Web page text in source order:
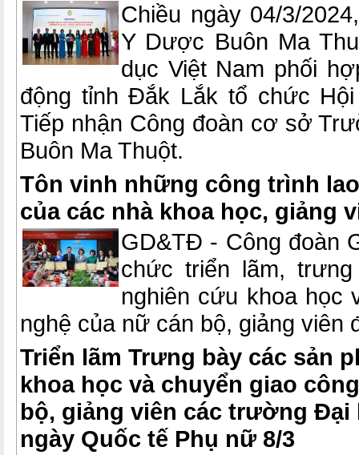
Chiều ngày 04/3/
Y Dược Buôn Ma
dục Việt Nam phối
động tỉnh Đắk Lắk tổ chức
Tiếp nhận Công đoàn cơ sở
Buôn Ma Thuột.
Tôn vinh những công trình
của các nhà khoa học, giảng
GD&TĐ - Công đoàn
chức triển lãm,
nghiên cứu khoa học
nghệ của nữ cán bộ, giảng viên
Triển lãm Trưng bày các sản
khoa học và chuyển giao
bộ, giảng viên các trường Đại
ngày Quốc tế Phụ nữ 8/3